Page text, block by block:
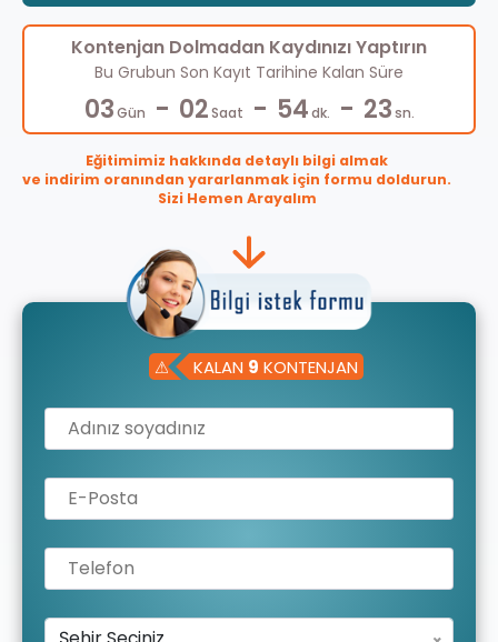
Kontenjan Dolmadan Kaydınızı Yaptırın
Bu Grubun Son Kayıt Tarihine Kalan Süre
03Gün - 02Saat - 54dk. - 23sn.
Eğitimimiz hakkında detaylı bilgi almak
ve indirim oranından yararlanmak için formu doldurun.
Sizi Hemen Arayalım
⚠ KALAN 9 KONTENJAN